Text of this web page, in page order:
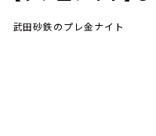
武田砂鉄のプレ金ナイト